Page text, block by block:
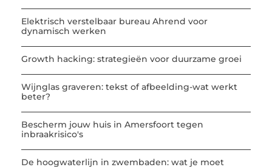
Elektrisch verstelbaar bureau Ahrend voor
dynamisch werken
Growth hacking: strategieën voor duurzame groei
Wijnglas graveren: tekst of afbeelding-wat werkt
beter?
Bescherm jouw huis in Amersfoort tegen
inbraakrisico's
De hoogwaterlijn in zwembaden: wat je moet